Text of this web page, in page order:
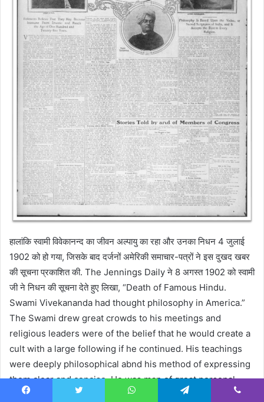
हालांकि स्वामी विवेकानन्द का जीवन अल्पायु का रहा और उनका निधन 4 जुलाई
1902 को हो गया, जिसके बाद दर्जनों अमेरिकी समाचार-पत्रों ने इस दुखद खबर
की सूचना प्रकाशित की. The Jennings Daily ने 8 अगस्त 1902 को स्वामी
जी ने निधन की सूचना देते हुए लिखा, “Death of Famous Hindu.
Swami Vivekananda had thought philosophy in America.”
The Swami drew great crowds to his meetings and
religious leaders were of the belief that he would create a
cult with a large following if he continued. His teachings
were deeply philosophical abnd his method of expressing
them clear and concise. He was man of great personal
magnetism and with his succinct thought and language